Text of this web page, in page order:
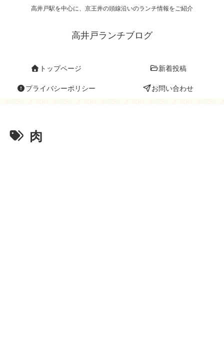
高井戸駅を中心に、京王井の頭線沿いのランチ情報をご紹介
高井戸ランチブログ
トップページ 新着投稿
プライバシーポリシー お問い合わせ
肉